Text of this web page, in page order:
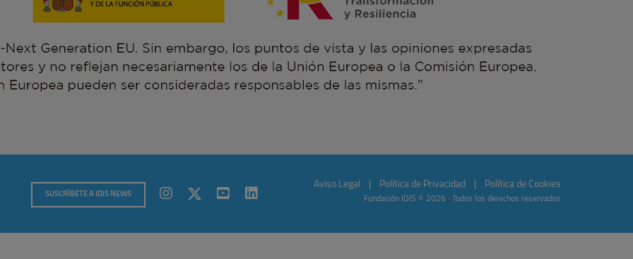
SUSCRÍBETE A IDIS NEWS
Aviso Legal Política de Privacidad Política de Cookies
Fundación IDIS © 2026 · Todos los derechos reservados